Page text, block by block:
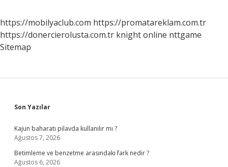
https://mobilyaclub.com https://promatareklam.com.tr
https://donercierolusta.com.tr knight online nttgame
Sitemap
Sidebar
Son Yazılar
Kajun baharatı pilavda kullanılır mı ?
Ağustos 7, 2026
Betimleme ve benzetme arasındaki fark nedir ?
Ağustos 6, 2026